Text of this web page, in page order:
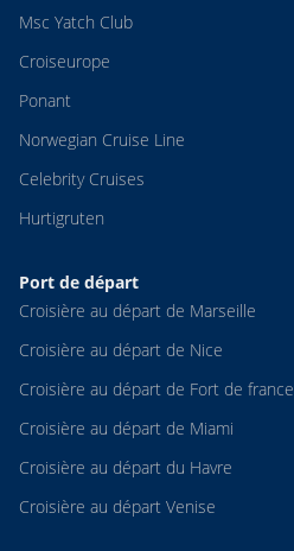
Msc Yatch Club
Croiseurope
Ponant
Norwegian Cruise Line
Celebrity Cruises
Hurtigruten
Port de départ
Croisière au départ de Marseille
Croisière au départ de Nice
Croisière au départ de Fort de france
Croisière au départ de Miami
Croisière au départ du Havre
Croisière au départ Venise